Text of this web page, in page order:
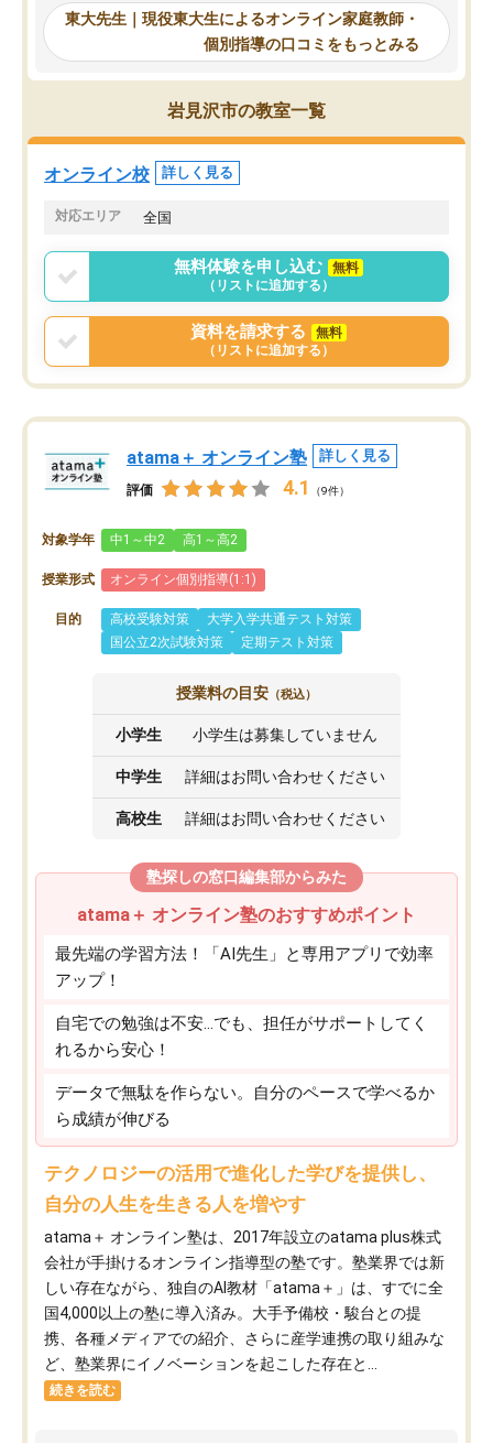
れるので、親としても安心です。毎日
使える自習室とかもあり、わからない
ところがあれば先生が回答してくれる
のも重宝しています。
自習室が毎日使えていつ
るのが心強かったよう
謝です。
東大先生｜現役東大生によるオンライン家庭教師・
個別指導の口コミをもっとみる
岩見沢市の教室一覧
オンライン校 詳しく見る
対応エリア 全国
無料体験を申し込む
無料
（リストに追加する）
資料を請求する
無料
（リストに追加する）
atama＋ オンライン塾 詳しく見る
評価 4.1 （9件）
対象学年 中1～中2 高1～高2
授業形式 オンライン個別指導(1:1)
目的 高校受験対策
大学入学共通テスト対策
国公立2次試験対策
定期テスト対策
授業料の目安 （税込）
小学生 小学生は募集していません
中学生 詳細はお問い合わせください
高校生 詳細はお問い合わせください
塾探しの窓口編集部からみた
atama＋ オンライン塾のおすすめポイント
最先端の学習方法！「AI先生」と専用アプリで効率
アップ！
自宅での勉強は不安…でも、担任がサポートしてく
れるから安心！
データで無駄を作らない。自分のペースで学べるか
ら成績が伸びる
テクノロジーの活用で進化した学びを提供し、
自分の人生を生きる人を増やす
atama＋ オンライン塾は、2017年設立のatama plus株式
会社が手掛けるオンライン指導型の塾です。塾業界では新
しい存在ながら、独自のAI教材「atama＋」は、すでに全
国4,000以上の塾に導入済み。大手予備校・駿台との提
携、各種メディアでの紹介、さらに産学連携の取り組みな
ど、塾業界にイノベーションを起こした存在と...
続きを読む